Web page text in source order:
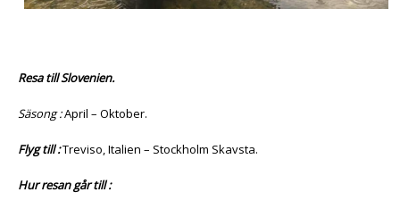
Resa till Slovenien.
Säsong :April – Oktober.
Flyg till :Treviso, Italien – Stockholm Skavsta.
Hur resan går till :